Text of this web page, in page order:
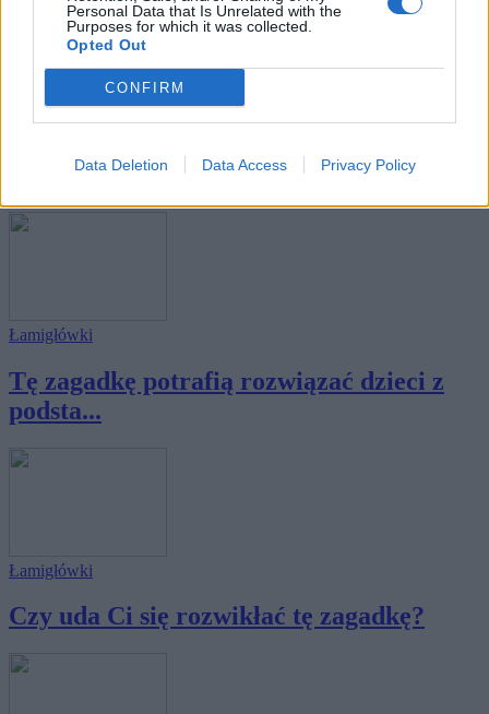
Personal Data that Is Unrelated with the
Purposes for which it was collected.
Opted Out
CONFIRM
Data Deletion Data Access Privacy Policy
Łamigłówki
Tę zagadkę potrafią rozwiązać dzieci z
podsta...
Łamigłówki
Czy uda Ci się rozwikłać tę zagadkę?